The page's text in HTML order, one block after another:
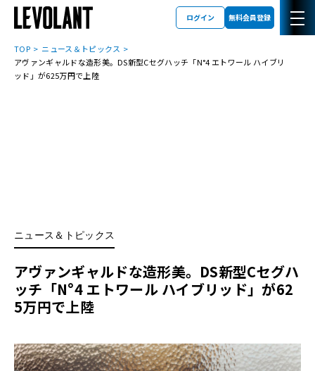
ログイン 無料会員登録
TOP
ニュース＆トピックス
アヴァンギャルドな造形美。DS新型Cセグハッチ「N°4 エトワール ハイブリ
ッド」が625万円で上陸
ニュース＆トピックス
アヴァンギャルドな造形美。DS新型Cセグハ
ッチ「N°4 エトワール ハイブリッド」が62
5万円で上陸